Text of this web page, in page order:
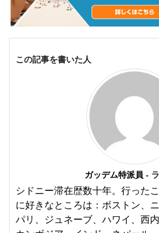
この記事を書いた人
ガッデム特派員 -
シドニー滞在歴数十年。行った
に好きなところは：ボストン、
パリ、ジュネーブ、ハワイ、西